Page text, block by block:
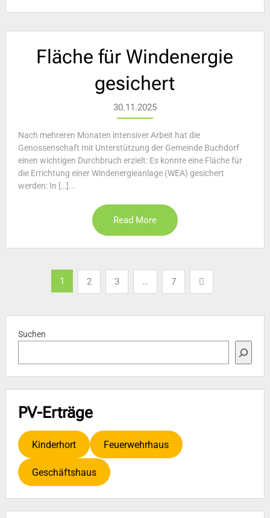
Fläche für Windenergie
gesichert
30.11.2025
Nach mehreren Monaten intensiver Arbeit hat die
Genossenschaft mit Unterstützung der Gemeinde Buchdorf
einen wichtigen Durchbruch erzielt: Es konnte eine Fläche für
die Errichtung einer Windenergieanlage (WEA) gesichert
werden: In […]...
Read More
Seitennummerierung
1 2 3 … 7
Suchen
PV-Erträge
Kinderhort Feuerwehrhaus
Geschäftshaus